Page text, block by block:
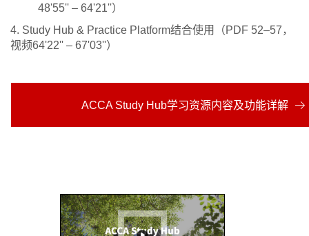
48'55'' – 64'21''）
4. Study Hub & Practice Platform结合使用（PDF 52–57，
视频64'22'' – 67'03''）
ACCA Study Hub学习资源内容及功能详解